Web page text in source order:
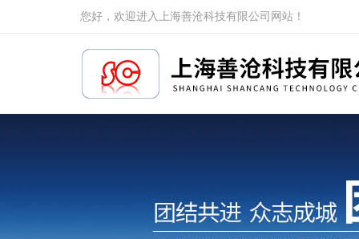
您好，欢迎进入上海善沧科技有限公司网站！